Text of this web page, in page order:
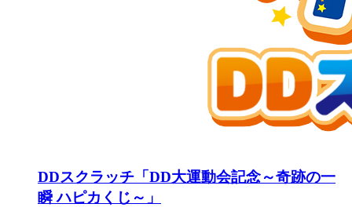
DDスクラッチ「DD大運動会記念～奇跡の一
瞬 ハピカくじ～」